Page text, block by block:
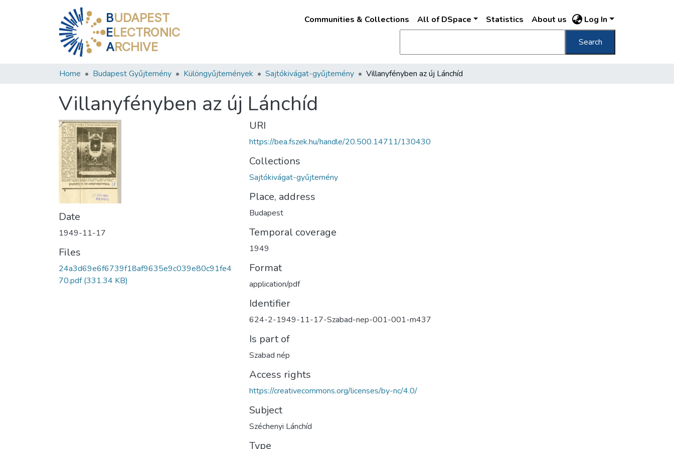
BUDAPEST
ELECTRONIC
ARCHIVE
Communities & Collections All of DSpace Statistics About us Log In
Search
Home Budapest Gyűjtemény Különgyűjtemények Sajtókivágat-gyűjtemény Villanyfényben az új Lánchíd
Villanyfényben az új Lánchíd
Date
1949-11-17
Files
24a3d69e6f6739f18af9635e9c039e80c91fe4
70.pdf(331.34 KB)
URI
https://bea.fszek.hu/handle/20.500.14711/130430
Collections
Sajtókivágat-gyűjtemény
Place, address
Budapest
Temporal coverage
1949
Format
application/pdf
Identifier
624-2-1949-11-17-Szabad-nep-001-001-m437
Is part of
Szabad nép
Access rights
https://creativecommons.org/licenses/by-nc/4.0/
Subject
Széchenyi Lánchíd
Type